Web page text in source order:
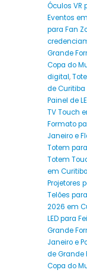
Óculos VR
Eventos
para Fan
Grande
Copa do
digital,
de Curitiba
Painel de
TV Touch
Formato
Janeiro e
Totem para
Totem
em
Projetores
Telões
2026 em
LED para
Grande
Janeiro e
de Grande
Copa do